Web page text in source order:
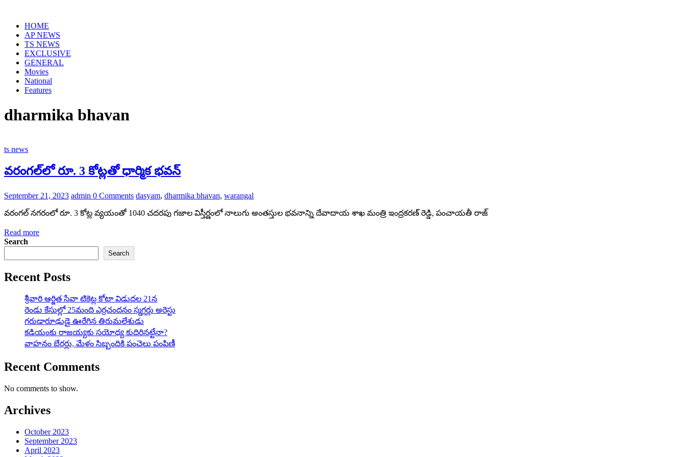
contentHOME
AP NEWS
TS NEWS
EXCLUSIVE
GENERAL
Movies
National
Features
dharmika bhavan
ts news
వ‌రంగ‌ల్‌లో రూ. 3 కోట్ల‌తో ధార్మిక భ‌వ‌న్
September 21, 2023 admin 0 Comments dasyam, dharmika bhavan, warangal
వ‌రంగ‌ల్ న‌గ‌రంలో రూ. 3 కోట్ల వ్య‌యంతో 1040 చ‌ద‌ర‌పు గ‌జాల‌ విస్తీర్ణంలో నాలుగు అంత‌స్తుల భ‌వ‌నాన్ని దేవాదాయ శాఖ మంత్రి ఇంద్ర‌క‌ర‌ణ్ రెడ్డి, పంచాయ‌తీ రాజ్
Read more
Search
Search
Recent Posts
శ్రీవారి ఆర్జిత సేవా టికెట్ల కోటా విడుదల 21న
రెండు కేసుల్లో 25మంది ఎర్రచందనం స్మగ్లర్లు అరెస్టు
గరుడారూఢుడై ఊరేగిన తిరుమలేశుడు
కడియంకు రాజయ్యకు సయోధ్య కుదిరినట్టేనా?
వాహ‌నం బేర‌ర్లు, మేళం సిబ్బందికి పంచెలు పంపిణీ
Recent Comments
No comments to show.
Archives
October 2023
September 2023
April 2023